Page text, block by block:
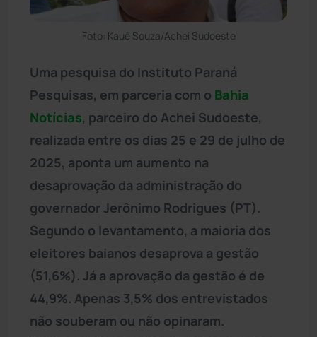
Foto: Kauê Souza/Achei Sudoeste
Uma pesquisa do Instituto Paraná
Pesquisas, em parceria com o Bahia
Notícias, parceiro do Achei Sudoeste,
realizada entre os dias 25 e 29 de julho de
2025, aponta um aumento na
desaprovação da administração do
governador Jerônimo Rodrigues (PT).
Segundo o levantamento, a maioria dos
eleitores baianos desaprova a gestão
(51,6%). Já a aprovação da gestão é de
44,9%. Apenas 3,5% dos entrevistados
não souberam ou não opinaram.